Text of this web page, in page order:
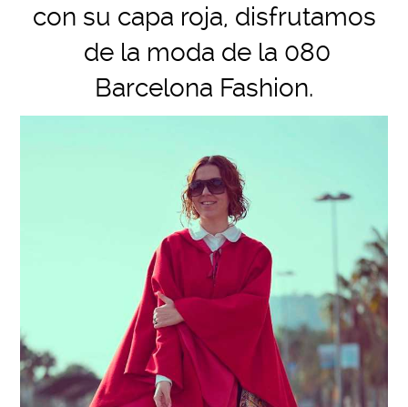
con su capa roja, disfrutamos
de la moda de la 080
Barcelona Fashion.